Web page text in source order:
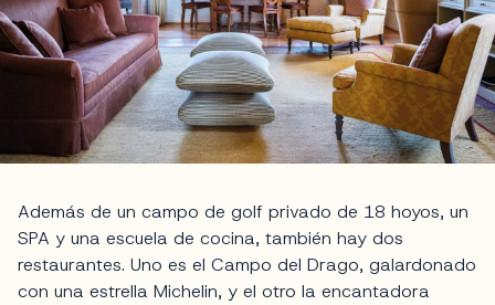
Además de un campo de golf privado de 18 hoyos, un
SPA y una escuela de cocina, también hay dos
restaurantes. Uno es el Campo del Drago, galardonado
con una estrella Michelin, y el otro la encantadora